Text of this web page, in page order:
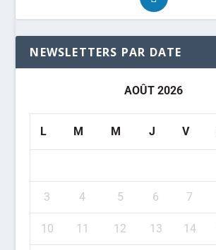
NEWSLETTERS PAR DATE
AOÛT 2026
L M M J V
3 4 5 6 7
10 11 12 13 14